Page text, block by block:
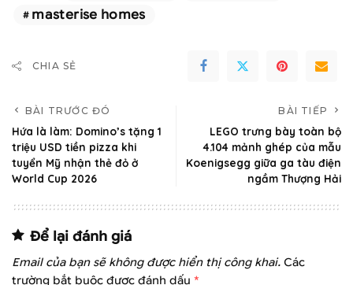
masterise homes
CHIA SẺ
BÀI TRƯỚC ĐÓ
Hứa là làm: Domino’s tặng 1
triệu USD tiền pizza khi
tuyển Mỹ nhận thẻ đỏ ở
World Cup 2026
BÀI TIẾP
LEGO trưng bày toàn bộ
4.104 mảnh ghép của mẫu
Koenigsegg giữa ga tàu điện
ngầm Thượng Hải
Để lại đánh giá
Email của bạn sẽ không được hiển thị công khai. Các
trường bắt buộc được đánh dấu *